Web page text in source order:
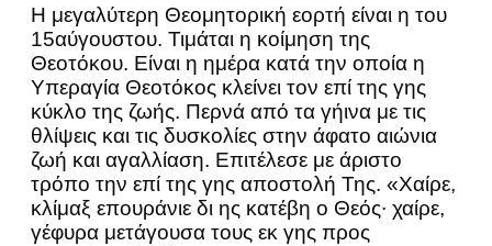
Η μεγαλύτερη Θεομητορική εορτή είναι η του
15αύγουστου. Τιμάται η κοίμηση της
Θεοτόκου. Είναι η ημέρα κατά την οποία η
Υπεραγία Θεοτόκος κλείνει τον επί της γης
κύκλο της ζωής. Περνά από τα γήινα με τις
θλίψεις και τις δυσκολίες στην άφατο αιώνια
ζωή και αγαλλίαση. Επιτέλεσε με άριστο
τρόπο την επί της γης αποστολή Της. «Χαίρε,
κλίμαξ επουράνιε δι ης κατέβη ο Θεός∙ χαίρε,
γέφυρα μετάγουσα τους εκ γης προς